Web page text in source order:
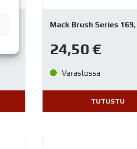
Mack Brush Series 169,
24,50 €
Varastossa
TUTUSTU